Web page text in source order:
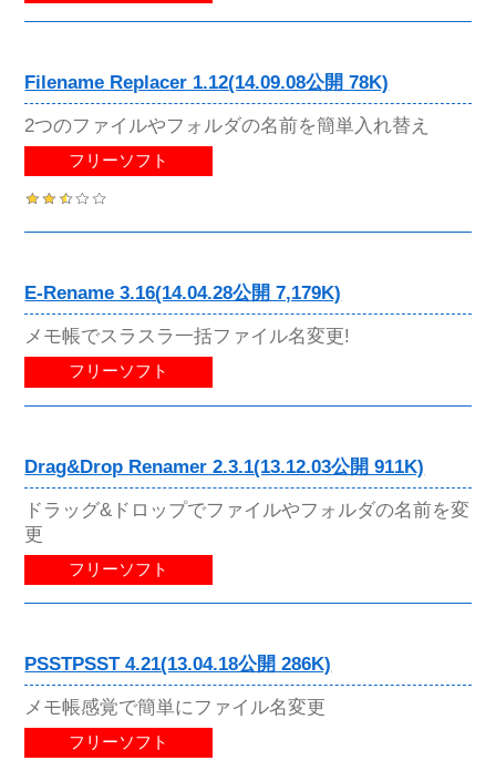
Filename Replacer 1.12(14.09.08公開 78K)
2つのファイルやフォルダの名前を簡単入れ替え
フリーソフト
E-Rename 3.16(14.04.28公開 7,179K)
メモ帳でスラスラ一括ファイル名変更!
フリーソフト
Drag&Drop Renamer 2.3.1(13.12.03公開 911K)
ドラッグ&ドロップでファイルやフォルダの名前を変
更
フリーソフト
PSSTPSST 4.21(13.04.18公開 286K)
メモ帳感覚で簡単にファイル名変更
フリーソフト